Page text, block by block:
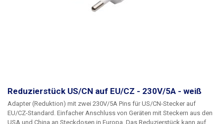
Reduzierstück US/CN auf EU/CZ - 230V/5A - weiß
Adapter (Reduktion) mit zwei 230V/5A Pins für US/CN-Stecker auf
EU/CZ-Standard.
USA und China an Steckdosen in Europa. Das Reduzierstück kann auf